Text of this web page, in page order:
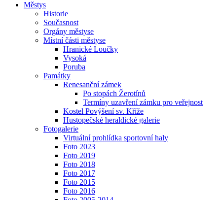
Městys
Historie
Současnost
Orgány městyse
Místní části městyse
Hranické Loučky
Vysoká
Poruba
Památky
Renesanční zámek
Po stopách Žerotínů
Termíny uzavření zámku pro veřejnost
Kostel Povýšení sv. Kříže
Hustopečské heraldické galerie
Fotogalerie
Virtuální prohlídka sportovní haly
Foto 2023
Foto 2019
Foto 2018
Foto 2017
Foto 2015
Foto 2016